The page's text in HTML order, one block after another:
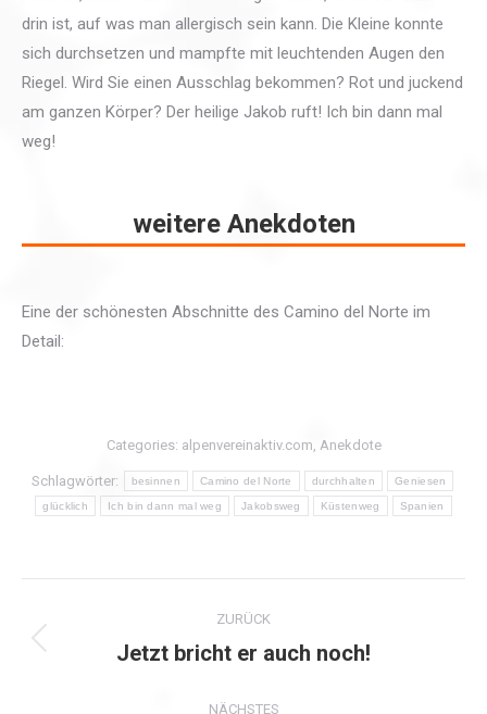
drin ist, auf was man allergisch sein kann. Die Kleine konnte
sich durchsetzen und mampfte mit leuchtenden Augen den
Riegel. Wird Sie einen Ausschlag bekommen? Rot und juckend
am ganzen Körper? Der heilige Jakob ruft! Ich bin dann mal
weg!
weitere Anekdoten
Eine der schönesten Abschnitte des Camino del Norte im
Detail:
Categories: alpenvereinaktiv.com Anekdote
Schlagwörter: besinnen Camino del Norte durchhalten Geniesen
glücklich Ich bin dann mal weg Jakobsweg Küstenweg Spanien
Kommentarnavigation
ZURÜCK
Vorheriger
Jetzt bricht er auch noch!
NÄCHSTES